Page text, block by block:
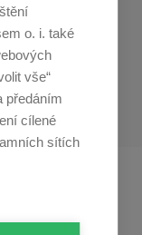
o. i. také
vše“
předáním
cílené
sítích